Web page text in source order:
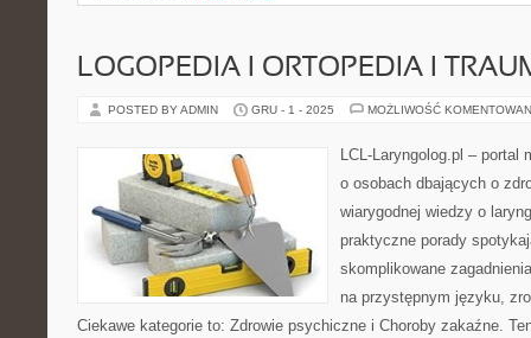
LOGOPEDIA I ORTOPEDIA I
POSTED BY ADMIN GRU - 1 - 2025 MOŻLIWOŚĆ
LCL-Laryngolog.pl –
o osobach dbających o
wiarygodnej wiedzy o
praktyczne porady
skomplikowane
na przystępnym języku,
Ciekawe kategorie to: Zdrowie psychiczne i Choroby zakaźne.